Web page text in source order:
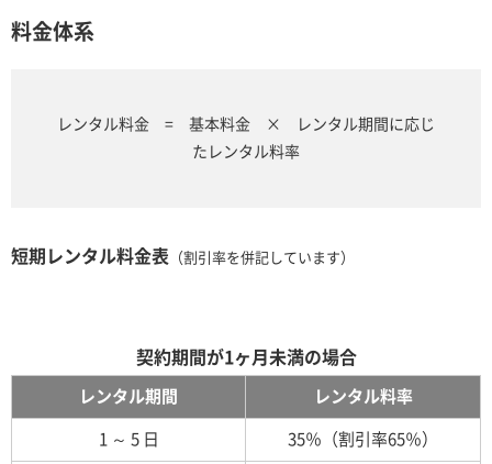
料金体系
レンタル料金 = 基本料金 × レンタル期間に応じ
たレンタル料率
短期レンタル料金表 （割引率を併記しています）
契約期間が1ヶ月未満の場合
レンタル期間 レンタル料率
1 ～ 5 日 35％（割引率65％）